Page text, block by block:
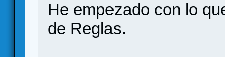
He empezado con lo
de Reglas.